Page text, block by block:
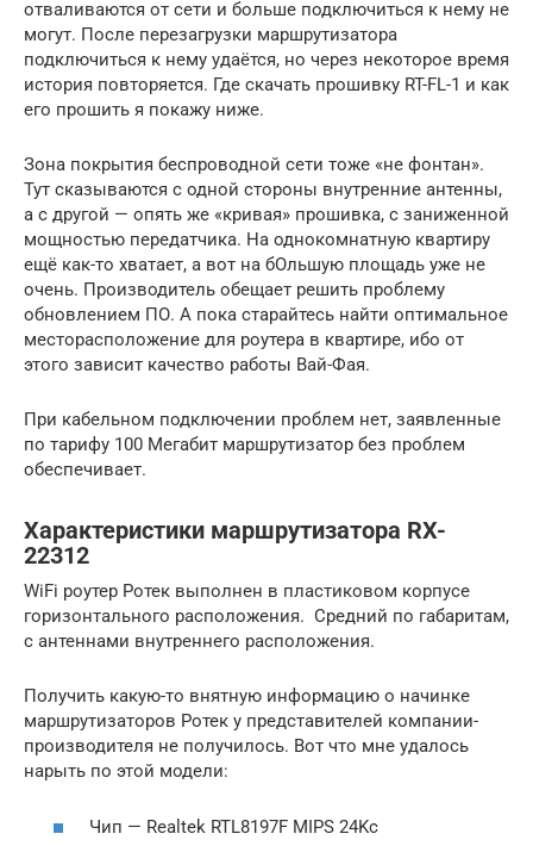
отваливаются от сети и больше подключиться к нему не
могут. После перезагрузки маршрутизатора
подключиться к нему удаётся, но через некоторое время
история повторяется. Где скачать прошивку RT-FL-1 и как
его прошить я покажу ниже.
Зона покрытия беспроводной сети тоже «не фонтан».
Тут сказываются с одной стороны внутренние антенны,
а с другой — опять же «кривая» прошивка, с заниженной
мощностью передатчика. На однокомнатную квартиру
ещё как-то хватает, а вот на бОльшую площадь уже не
очень. Производитель обещает решить проблему
обновлением ПО. А пока старайтесь найти оптимальное
месторасположение для роутера в квартире, ибо от
этого зависит качество работы Вай-Фая.
При кабельном подключении проблем нет, заявленные
по тарифу 100 Мегабит маршрутизатор без проблем
обеспечивает.
Характеристики маршрутизатора RX-
22312
WiFi роутер Ротек выполнен в пластиковом корпусе
горизонтального расположения. Средний по габаритам,
с антеннами внутреннего расположения.
Получить какую-то внятную информацию о начинке
маршрутизаторов Ротек у представителей компании-
производителя не получилось. Вот что мне удалось
нарыть по этой модели:
Чип — Realtek RTL8197F MIPS 24Kc